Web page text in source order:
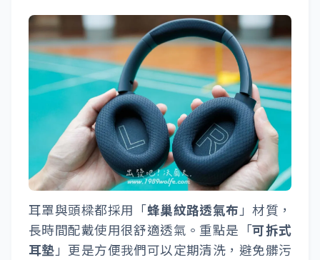
耳罩與頭樑都採用「蜂巢紋路透氣布」材質，
長時間配戴使用很舒適透氣。重點是「可拆式
耳墊」更是方便我們可以定期清洗，避免髒污